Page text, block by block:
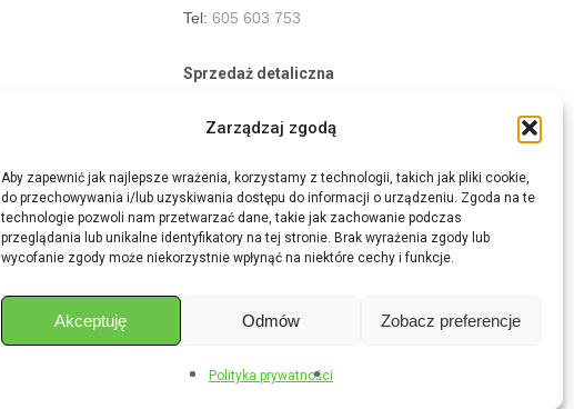
Zarządzaj zgodą
Aby zapewnić jak najlepsze wrażenia, korzystamy z technologii, takich jak pliki cookie,
do przechowywania i/lub uzyskiwania dostępu do informacji o urządzeniu. Zgoda na te
technologie pozwoli nam przetwarzać dane, takie jak zachowanie podczas
przeglądania lub unikalne identyfikatory na tej stronie. Brak wyrażenia zgody lub
wycofanie zgody może niekorzystnie wpłynąć na niektóre cechy i funkcje.
Akceptuję Odmów Zobacz preferencje
Polityka prywatności
Tel: 605 603 753
Sprzedaż detaliczna
E-mail:aukcje.agrohurt@gmail.com
Godziny działania sklepu
Pon–Pt: 8:00 – 16:00